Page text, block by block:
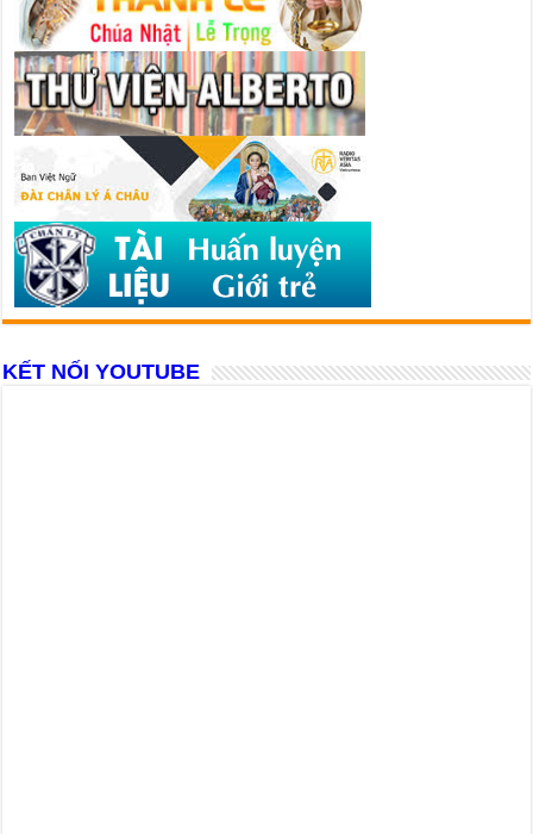
KẾT NỐI YOUTUBE